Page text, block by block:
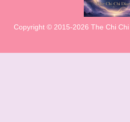
Copyright © 2015-2026 The Chi